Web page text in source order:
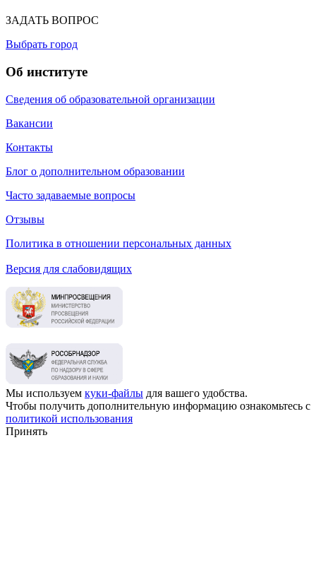
ЗАДАТЬ ВОПРОС
Выбрать город
Об институте
Сведения об образовательной организации
Вакансии
Контакты
Блог о дополнительном образовании
Часто задаваемые вопросы
Отзывы
Политика в отношении персональных данных
Версия для слабовидящих
Мы используем куки-файлы для вашего удобства.
Чтобы получить дополнительную информацию ознакомьтесь с
политикой использования
Принять